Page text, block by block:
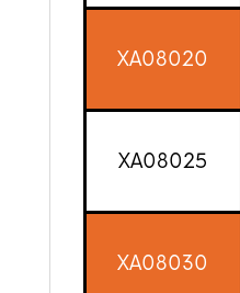
XA08020
XA08025
XA08030